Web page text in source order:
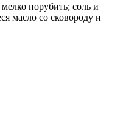
порубить; соль и
масло со сковороду и